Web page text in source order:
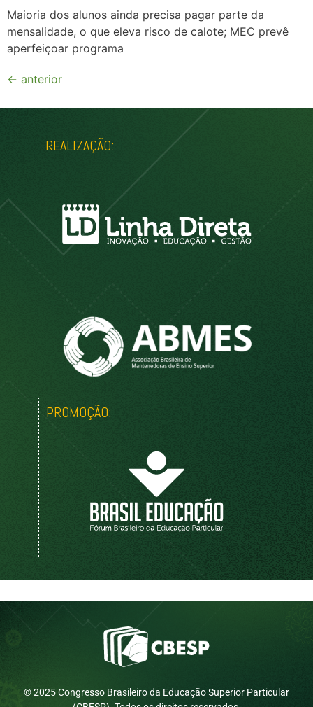
Maioria dos alunos ainda precisa pagar parte da
mensalidade, o que eleva risco de calote; MEC prevê
aperfeiçoar programa
← anterior
REALIZAÇÃO:
PROMOÇÃO:
© 2025 Congresso Brasileiro da Educação Superior Particular